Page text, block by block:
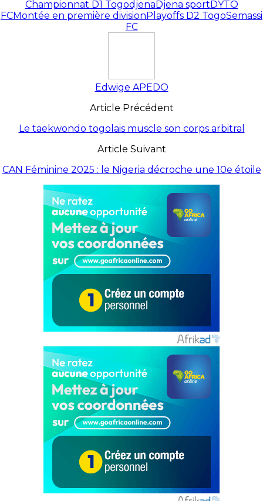
Championnat D1 TogodjenaDjena sportDYTO
FCMontée en première divisionPlayoffs D2 TogoSemassi
FC
Edwige APEDO
Article Précédent
Le taekwondo togolais muscle son corps arbitral
Article Suivant
CAN Féminine 2025 : le Nigeria décroche une 10e étoile